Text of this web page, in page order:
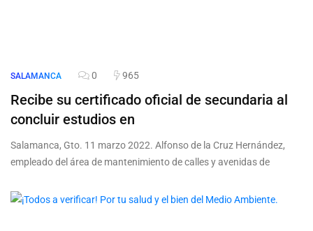
SALAMANCA 0 965
Recibe su certificado oficial de secundaria al
concluir estudios en
Salamanca, Gto. 11 marzo 2022. Alfonso de la Cruz Hernández,
empleado del área de mantenimiento de calles y avenidas de